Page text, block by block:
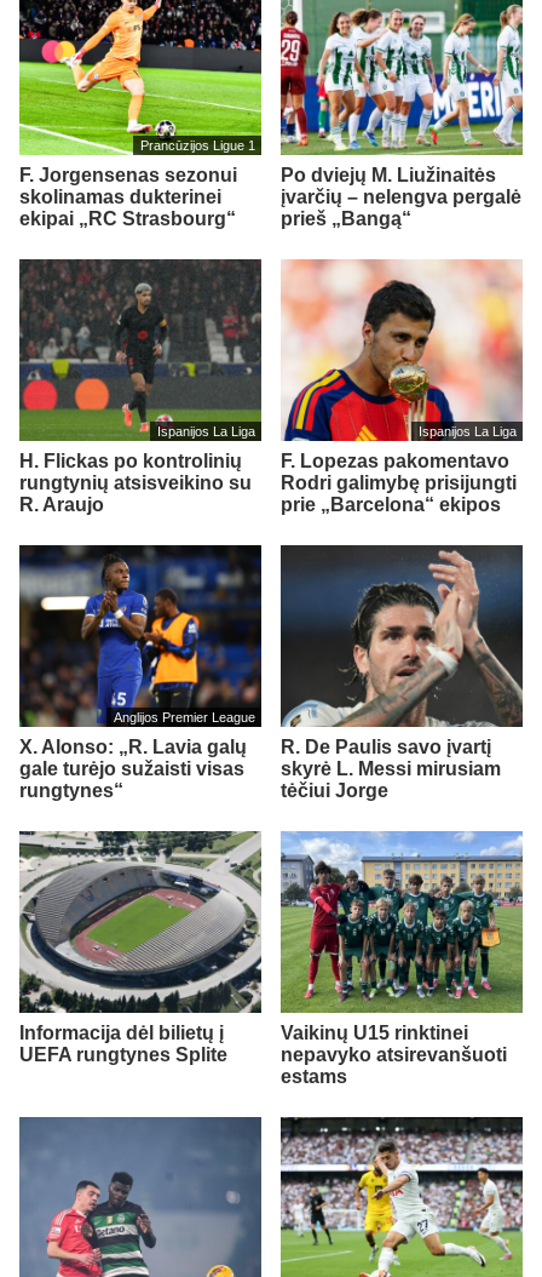
Prancūzijos Ligue 1
F. Jorgensenas sezonui
skolinamas dukterinei
ekipai „RC Strasbourg“
Po dviejų M. Liužinaitės
įvarčių – nelengva pergalė
prieš „Bangą“
Ispanijos La Liga
H. Flickas po kontrolinių
rungtynių atsisveikino su
R. Araujo
Ispanijos La Liga
F. Lopezas pakomentavo
Rodri galimybę prisijungti
prie „Barcelona“ ekipos
Anglijos Premier League
X. Alonso: „R. Lavia galų
gale turėjo sužaisti visas
rungtynes“
R. De Paulis savo įvartį
skyrė L. Messi mirusiam
tėčiui Jorge
Informacija dėl bilietų į
UEFA rungtynes Splite
Vaikinų U15 rinktinei
nepavyko atsirevanšuoti
estams